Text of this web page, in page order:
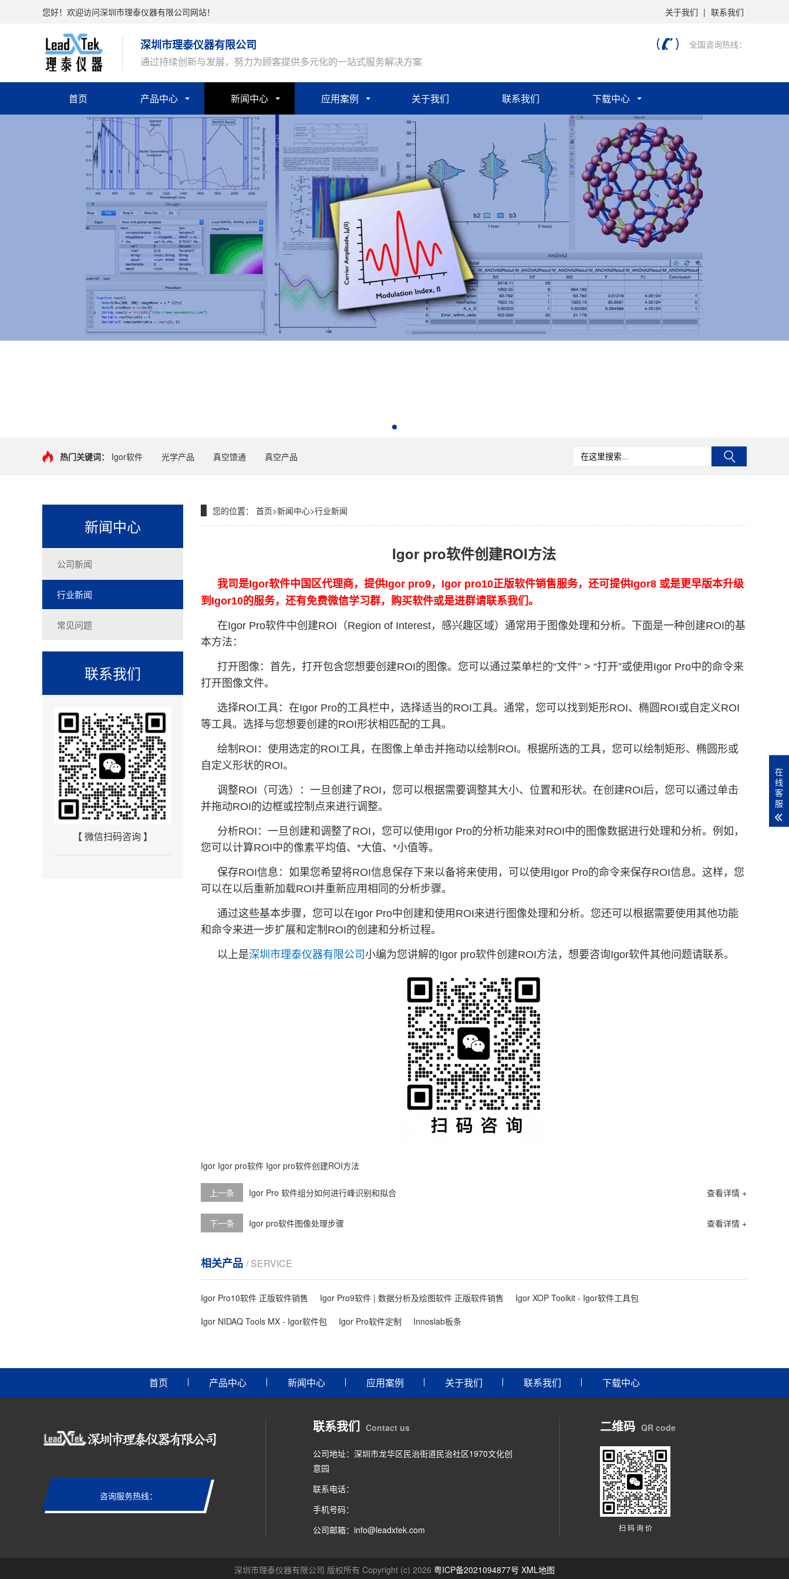
您好！欢迎访问深圳市理泰仪器有限公司网站！ 关于我们 | 联系我们
深圳市理泰仪器有限公司
通过持续创新与发展，努力为顾客提供多元化的一站式服务解决方案
全国咨询热线：
首页 产品中心 新闻中心 应用案例 关于我们 联系我们 下载中心
热门关键词：
Igor软件 光学产品 真空馈通 真空产品
新闻中心
公司新闻
行业新闻
常见问题
联系我们
【 微信扫码咨询 】
您的位置： 首页>新闻中心>行业新闻
Igor pro软件创建ROI方法
我司是Igor软件中国区代理商，提供Igor pro9，Igor pro10正版软件销售服务，还可提供Igor8 或是更早版本升级
到Igor10的服务，还有免费微信学习群，购买软件或是进群请联系我们。
在Igor Pro软件中创建ROI（Region of Interest，感兴趣区域）通常用于图像处理和分析。下面是一种创建ROI的基
本方法：
打开图像：首先，打开包含您想要创建ROI的图像。您可以通过菜单栏的“文件” > “打开”或使用Igor Pro中的命令来
打开图像文件。
选择ROI工具：在Igor Pro的工具栏中，选择适当的ROI工具。通常，您可以找到矩形ROI、椭圆ROI或自定义ROI
等工具。选择与您想要创建的ROI形状相匹配的工具。
绘制ROI：使用选定的ROI工具，在图像上单击并拖动以绘制ROI。根据所选的工具，您可以绘制矩形、椭圆形或
自定义形状的ROI。
调整ROI（可选）：一旦创建了ROI，您可以根据需要调整其大小、位置和形状。在创建ROI后，您可以通过单击
并拖动ROI的边框或控制点来进行调整。
分析ROI：一旦创建和调整了ROI，您可以使用Igor Pro的分析功能来对ROI中的图像数据进行处理和分析。例如，
您可以计算ROI中的像素平均值、*大值、*小值等。
保存ROI信息：如果您希望将ROI信息保存下来以备将来使用，可以使用Igor Pro的命令来保存ROI信息。这样，您
可以在以后重新加载ROI并重新应用相同的分析步骤。
通过这些基本步骤，您可以在Igor Pro中创建和使用ROI来进行图像处理和分析。您还可以根据需要使用其他功能
和命令来进一步扩展和定制ROI的创建和分析过程。
以上是深圳市理泰仪器有限公司 小编为您讲解的Igor pro软件创建ROI方法，想要咨询Igor软件其他问题请联系。
Igor Igor pro软件 Igor pro软件创建ROI方法
上一条 查看详情 +
Igor Pro 软件组分如何进行峰识别和拟合
下一条 查看详情 +
Igor pro软件图像处理步骤
相关产品 / SERVICE
Igor Pro10软件 正版软件销售 Igor Pro9软件 | 数据分析及绘图软件 正版软件销售
Igor XOP Toolkit - Igor软件工具包
Igor NIDAQ Tools MX - Igor软件包
Igor Pro软件定制 Innoslab板条
首页 产品中心 新闻中心 应用案例 关于我们 联系我们 下载中心
咨询服务热线：
联系我们 Contact us
公司地址：深圳市龙华区民治街道民治社区1970文化创
意园
联系电话：
手机号码：
公司邮箱：info@leadxtek.com
二维码 QR code
扫 码 询 价
深圳市理泰仪器有限公司 版权所有 Copyright (c) 2026 粤ICP备2021094877号 XML地图
在
线
客
服